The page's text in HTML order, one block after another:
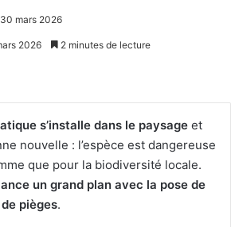
30 mars 2026
2026 2 minutes de lecture
s’installe dans le paysage et
nouvelle : l’espèce est dangereuse
que pour la biodiversité locale.
un grand plan avec la pose de
pièges.